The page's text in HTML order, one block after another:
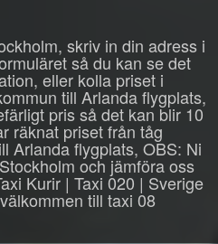
skriv in din adress i
så du kan se det
eller kolla priset i
till Arlanda flygplats,
pris så det kan blir 10
räknat priset från tåg
Arlanda flygplats, OBS: Ni
och jämföra oss
Kurir | Taxi 020 | Sverige
till taxi 08